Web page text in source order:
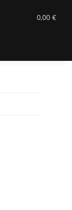
0,00 €